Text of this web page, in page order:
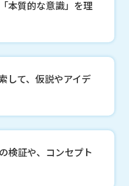
本質的な意識」を理
して、仮説やアイデ
検証や、コンセプト